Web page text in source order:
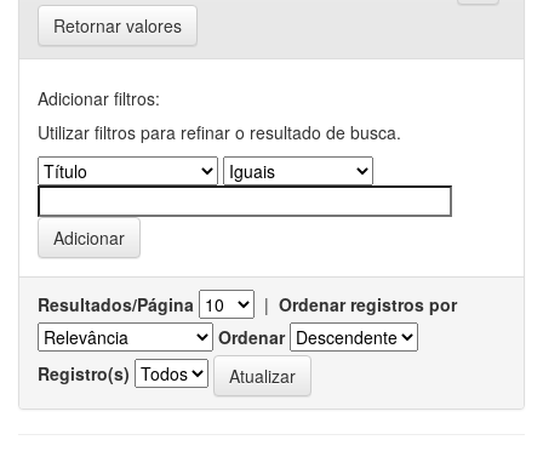
Retornar valores
Adicionar filtros:
Utilizar filtros para refinar o resultado de busca.
Resultados/Página | Ordenar registros por
Ordenar
Registro(s)